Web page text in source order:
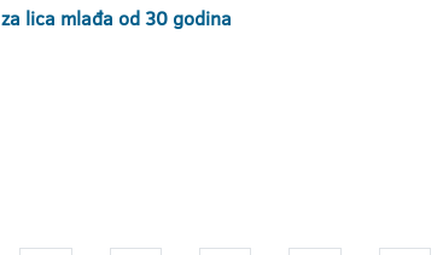
lica mlađa od 30 godina